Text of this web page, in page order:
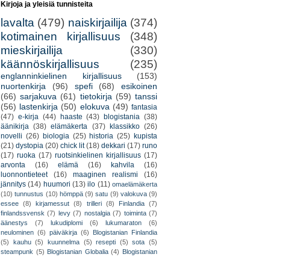
Kirjoja ja yleisiä tunnisteita
lavalta (479) naiskirjailija (374)
kotimainen kirjallisuus
(348)
mieskirjailija
(330)
käännöskirjallisuus
(235)
englanninkielinen kirjallisuus
(153)
nuortenkirja
(96) spefi (68)
esikoinen
(66) sarjakuva (61) tietokirja (59) tanssi
(56) lastenkirja (50) elokuva (49) fantasia
(47) e-kirja (44) haaste (43) blogistania (38)
äänikirja (38) elämäkerta (37) klassikko (26)
novelli (26) biologia (25) historia (25) kupista
(21) dystopia (20) chick lit (18) dekkari (17) runo
(17) ruoka (17) ruotsinkielinen kirjallisuus (17)
arvonta
(16) elämä (16) kahvila
(16)
luonnontieteet
(16) maaginen realismi
(16)
jännitys (14) huumori (13) ilo (11) omaelämäkerta
(10) tunnustus (10) hömppä (9) satu (9) valokuva (9)
essee (8) kirjamessut (8) trilleri (8) Finlandia (7)
finlandssvensk (7) levy (7) nostalgia (7) toiminta (7)
äänestys
(7) lukudiplomi (6) lukumaraton
(6)
neulominen (6) päiväkirja (6)
Blogistanian Finlandia
(5)
kauhu (5) kuunnelma (5) resepti (5) sota (5)
steampunk (5) Blogistanian Globalia (4) Blogistanian